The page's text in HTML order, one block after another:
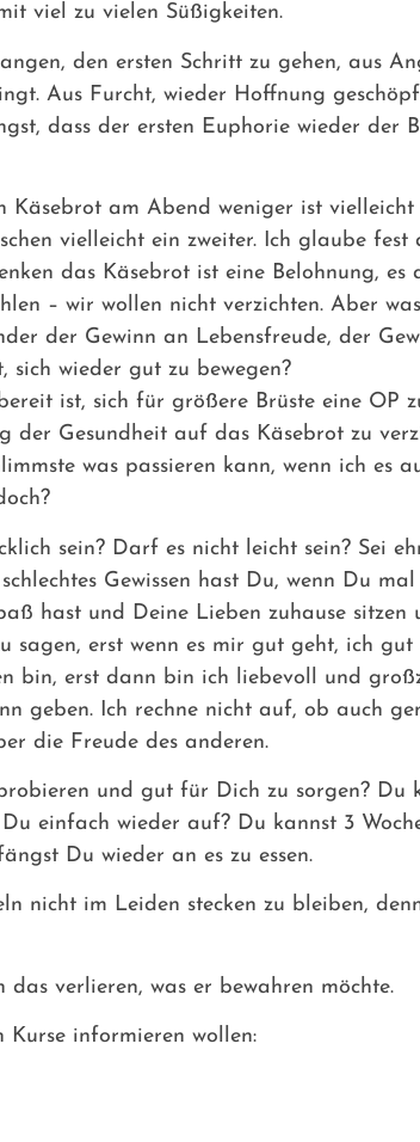
viel zu vielen Süßigkeiten.
den ersten Schritt zu gehen, aus
Aus Furcht, wieder Hoffnung
dass der ersten Euphorie wieder der
Käsebrot am Abend weniger ist vielleicht
vielleicht ein zweiter. Ich glaube
das Käsebrot ist eine Belohnung, es
– wir wollen nicht verzichten. Aber
der Gewinn an Lebensfreude, der
wieder gut zu bewegen?
ist, sich für größere Brüste eine OP
der Gesundheit auf das Käsebrot zu
was passieren kann, wenn ich es
sein? Darf es nicht leicht sein? Sei
Gewissen hast Du, wenn Du
hast und Deine Lieben zuhause sitzen
sagen, erst wenn es mir gut geht, ich
bin, erst dann bin ich liebevoll und
geben. Ich rechne nicht auf, ob auch
die Freude des anderen.
und gut für Dich zu sorgen? Du
einfach wieder auf? Du kannst 3
Du wieder an es zu essen.
nicht im Leiden stecken zu bleiben,
verlieren, was er bewahren möchte.
Kurse informieren wollen: